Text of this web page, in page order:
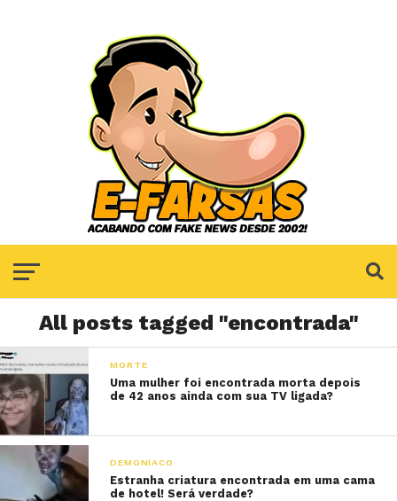
All posts tagged "encontrada"
MORTE
Uma mulher foi encontrada morta depois
de 42 anos ainda com sua TV ligada?
DEMONÍACO
Estranha criatura encontrada em uma cama
de hotel! Será verdade?